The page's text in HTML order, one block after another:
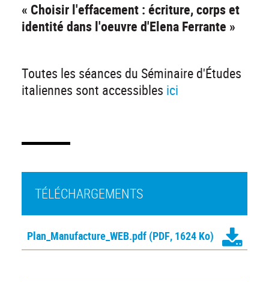
« Choisir l'effacement : écriture, corps et
identité dans l'oeuvre d'Elena Ferrante »
Toutes les séances du Séminaire d'Études
italiennes sont accessibles ici
TÉLÉCHARGEMENTS
Plan_Manufacture_WEB.pdf (PDF, 1624 Ko)